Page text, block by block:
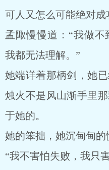
可人又怎么可能绝对成
孟陬慢慢道：“我做
我都无法理解。”
她端详着那柄剑，她
烛火不是风山渐手里
于她的。
她的笨拙，她沉甸甸的
“我不害怕失败，我只